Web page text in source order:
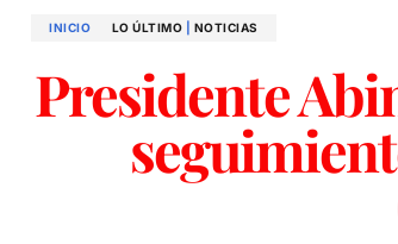
INICIO LO ÚLTIMO NOTICIAS
Presidente